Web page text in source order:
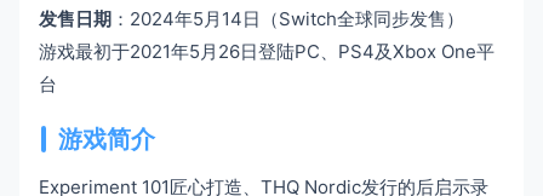
发售日期 ：2024年5月14日（Switch全球同步发售）
游戏最初于2021年5月26日登陆PC、PS4及Xbox One平
台
游戏简介
Experiment 101匠心打造、THQ Nordic发行的后启示录